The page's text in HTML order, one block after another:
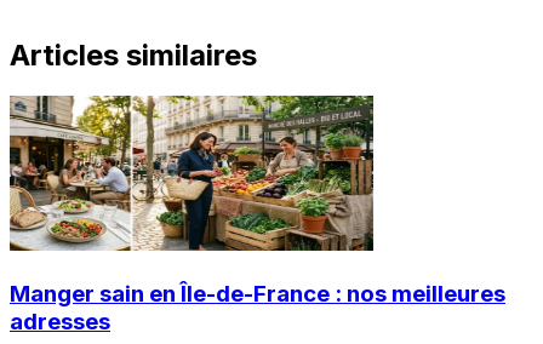
Articles similaires
Manger sain en Île-de-France : nos meilleures
adresses